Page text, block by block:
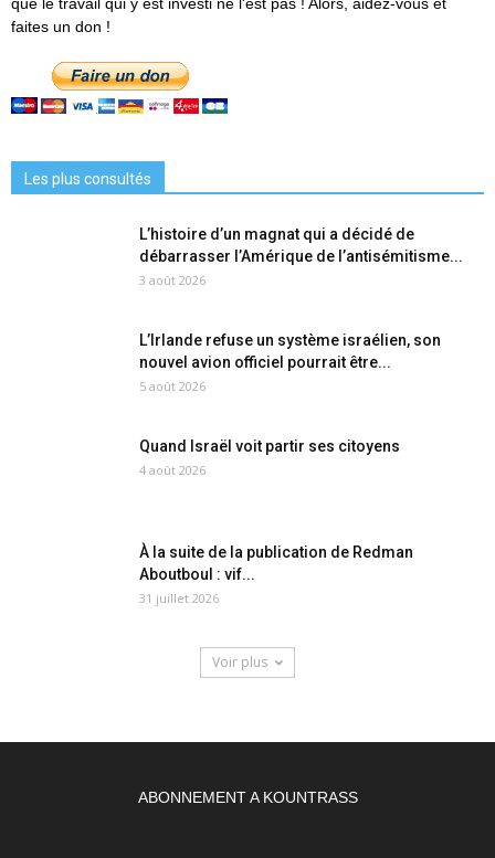
faites un don !
Les plus consultés
L’histoire d’un magnat qui a décidé de
débarrasser l’Amérique de l’antisémitisme...
3 août 2026
L’Irlande refuse un système israélien, son
nouvel avion officiel pourrait être...
5 août 2026
Quand Israël voit partir ses citoyens
4 août 2026
À la suite de la publication de Redman
Aboutboul : vif...
31 juillet 2026
Voir plus
ABONNEMENT A KOUNTRASS